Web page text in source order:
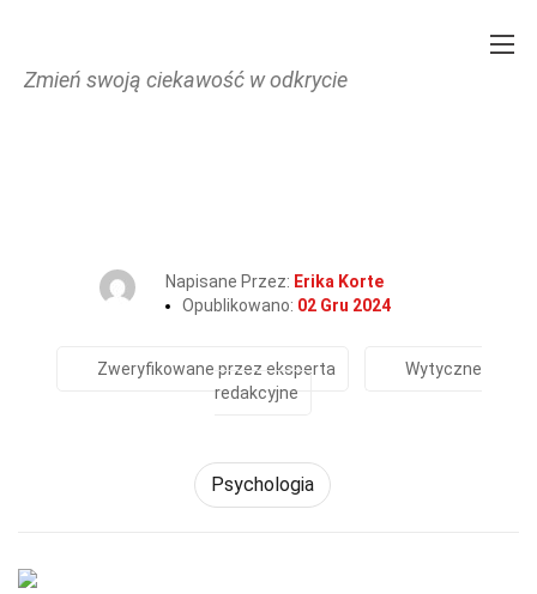
Zmień swoją ciekawość w odkrycie
Napisane Przez: Erika Korte
Opublikowano: 02 Gru 2024
Zweryfikowane przez eksperta
Wytyczne
redakcyjne
Psychologia